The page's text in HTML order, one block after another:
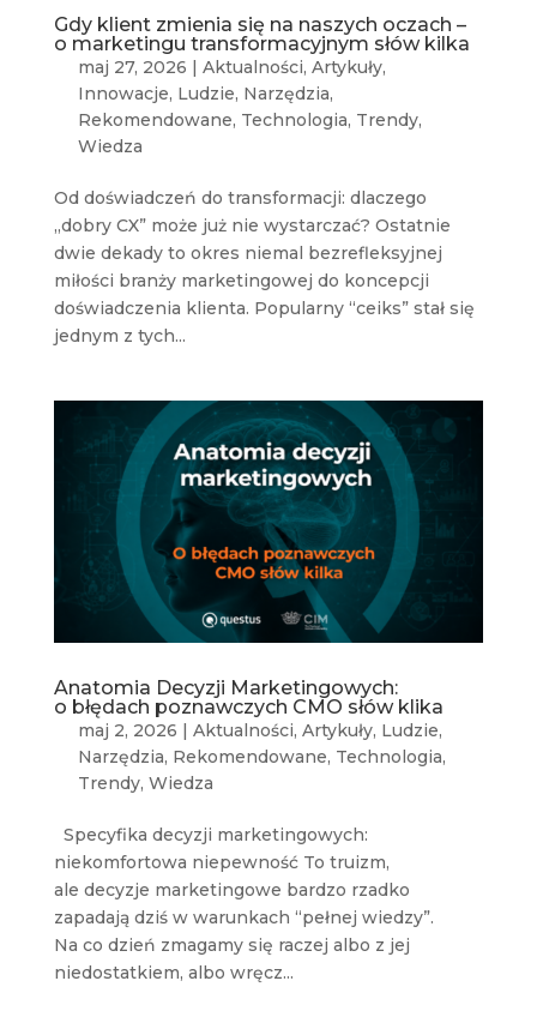
Gdy klient zmienia się na naszych oczach –
o marketingu transformacyjnym słów kilka
maj 27, 2026 Aktualności, Artykuły,
Innowacje, Ludzie, Narzędzia,
Rekomendowane, Technologia, Trendy,
Wiedza
Od doświadczeń do transformacji: dlaczego
„dobry CX” może już nie wystarczać? Ostatnie
dwie dekady to okres niemal bezrefleksyjnej
miłości branży marketingowej do koncepcji
doświadczenia klienta. Popularny “ceiks” stał się
jednym z tych...
Anatomia Decyzji Marketingowych:
o błędach poznawczych CMO słów klika
maj 2, 2026 | Aktualności, Artykuły, Ludzie,
Narzędzia, Rekomendowane, Technologia,
Trendy, Wiedza
Specyfika decyzji marketingowych:
niekomfortowa niepewność To truizm,
ale decyzje marketingowe bardzo rzadko
zapadają dziś w warunkach “pełnej wiedzy”.
Na co dzień zmagamy się raczej albo z jej
niedostatkiem, albo wręcz...